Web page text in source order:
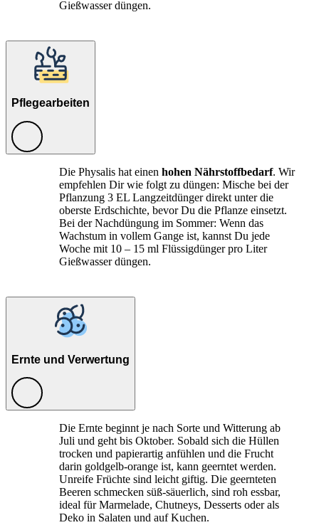
Gießwasser düngen.
Pflegearbeiten
Die Physalis hat einen hohen Nährstoffbedarf. Wir
empfehlen Dir wie folgt zu düngen: Mische bei der
Pflanzung 3 EL Langzeitdünger direkt unter die
oberste Erdschichte, bevor Du die Pflanze einsetzt.
Bei der Nachdüngung im Sommer: Wenn das
Wachstum in vollem Gange ist, kannst Du jede
Woche mit 10 – 15 ml Flüssigdünger pro Liter
Gießwasser düngen.
Ernte und Verwertung
Die Ernte beginnt je nach Sorte und Witterung ab
Juli und geht bis Oktober. Sobald sich die Hüllen
trocken und papierartig anfühlen und die Frucht
darin goldgelb-orange ist, kann geerntet werden.
Unreife Früchte sind leicht giftig. Die geernteten
Beeren schmecken süß-säuerlich, sind roh essbar,
ideal für Marmelade, Chutneys, Desserts oder als
Deko in Salaten und auf Kuchen.